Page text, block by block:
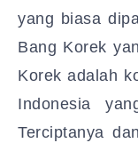
yang biasa
Bang Korek
Korek adalah
Indonesia
Terciptanya